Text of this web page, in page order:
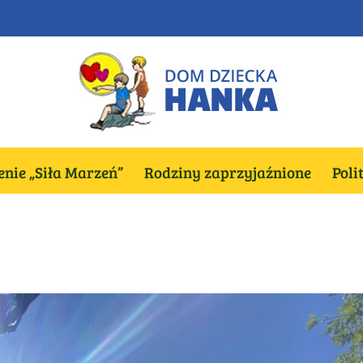
„Siła Marzeń” Rodziny zaprzyjaźnione